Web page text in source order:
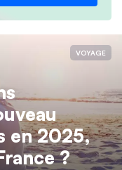
VOYAGE
en 2025,
?